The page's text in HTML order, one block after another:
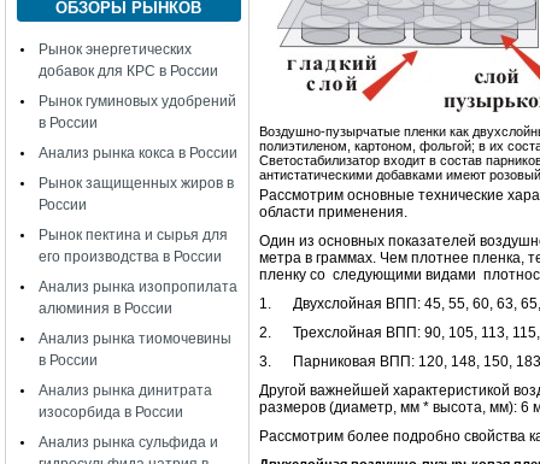
ОБЗОРЫ РЫНКОВ
Рынок энергетических
добавок для КРС в России
Рынок гуминовых удобрений
в России
Анализ рынка кокса в России
Рынок защищенных жиров в
России
Рынок пектина и сырья для
его производства в России
Анализ рынка изопропилата
алюминия в России
Анализ рынка тиомочевины
в России
Анализ рынка динитрата
изосорбида в России
Анализ рынка сульфида и
Воздушно-пузырчатые пленки как
полиэтиленом, картоном, фольгой; в их
Светостабилизатор входит в состав
антистатическими добавками имеют
Рассмотрим основные технические
области применения.
Один из основных показателей
метра в граммах. Чем плотнее пленка,
пленку со следующими видами
1. Двухслойная ВПП: 45, 55, 60, 63,
2. Трехслойная ВПП: 90, 105, 113,
3. Парниковая ВПП: 120, 148, 150,
Другой важнейшей характеристикой
размеров (диаметр, мм * высота, мм):
Рассмотрим более подробно свойства